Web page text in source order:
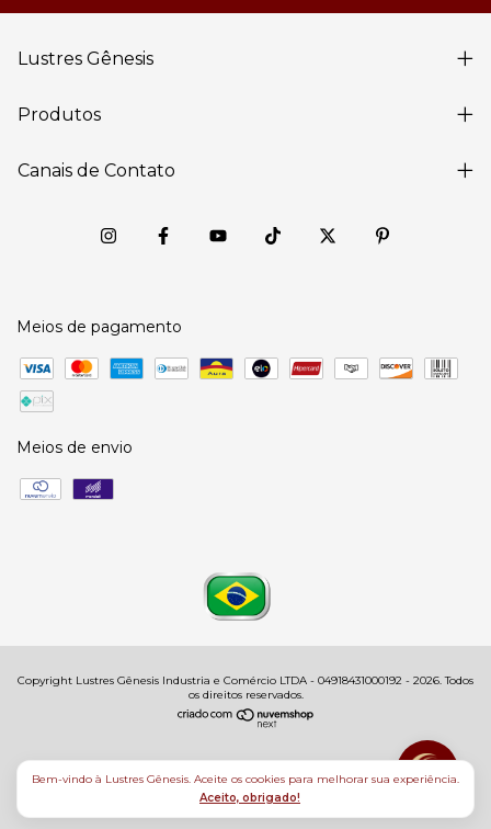
Bem-vindo à Lustres Gênesis. Aceite os cookies para melhorar sua experiência.
Aceito, obrigado!
Lustres Gênesis
Produtos
Canais de Contato
Meios de pagamento
Meios de envio
Copyright Lustres Gênesis Industria e Comércio LTDA - 04918431000192 - 2026. Todos
os direitos reservados.